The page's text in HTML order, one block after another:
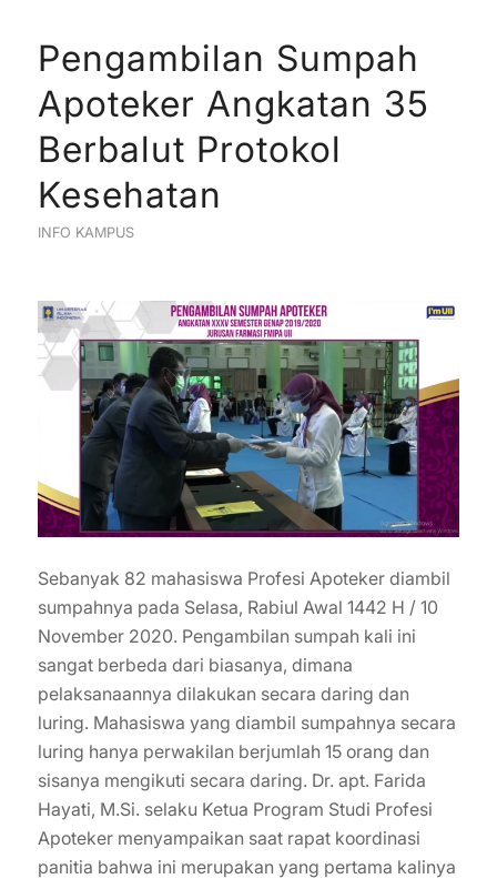
Pengambilan Sumpah
Apoteker Angkatan 35
Berbalut Protokol
Kesehatan
INFO KAMPUS
Sebanyak 82 mahasiswa Profesi Apoteker diambil
sumpahnya pada Selasa, Rabiul Awal 1442 H / 10
November 2020. Pengambilan sumpah kali ini
sangat berbeda dari biasanya, dimana
pelaksanaannya dilakukan secara daring dan
luring. Mahasiswa yang diambil sumpahnya secara
luring hanya perwakilan berjumlah 15 orang dan
sisanya mengikuti secara daring. Dr. apt. Farida
Hayati, M.Si. selaku Ketua Program Studi Profesi
Apoteker menyampaikan saat rapat koordinasi
panitia bahwa ini merupakan yang pertama kalinya